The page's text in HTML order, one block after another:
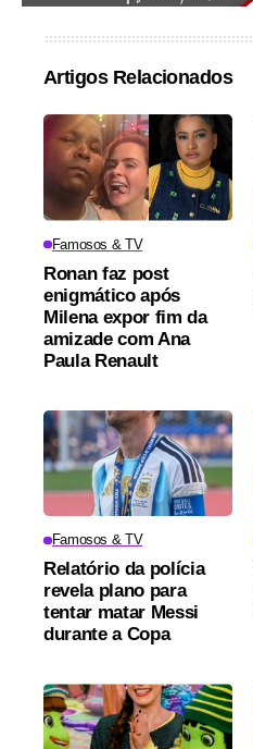
Artigos Relacionados
Famosos & TV
Ronan faz post
enigmático após
Milena expor fim da
amizade com Ana
Paula Renault
Famosos & TV
Relatório da polícia
revela plano para
tentar matar Messi
durante a Copa